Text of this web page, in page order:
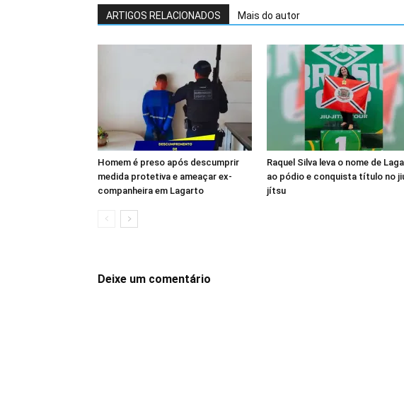
ARTIGOS RELACIONADOS Mais do autor
Homem é preso após descumprir
medida protetiva e ameaçar ex-
companheira em Lagarto
Raquel Silva leva o nome de
ao pódio e conquista título no
jítsu
Deixe um comentário